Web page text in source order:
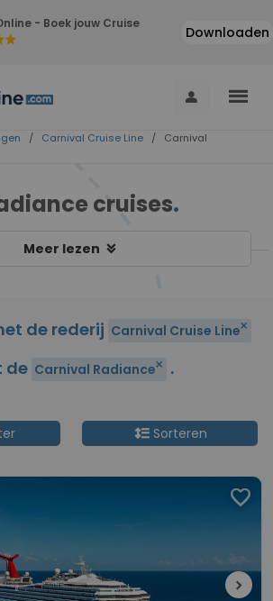
- Boek jouw Cruise
star Downloaden
person menu
/ Carnival Cruise Line / Carnival
cruises.
Meer lezen keyboard_double_arrow_down
de rederij Carnival Cruise Lineclose
de Carnival Radianceclose .
format_line_spacingSorteren
favorite
chevron_right